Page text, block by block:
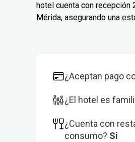
hotel cuenta con
Mérida, asegurando una
¿Aceptan pago
¿El hotel es
¿Cuenta con
consumo? Si